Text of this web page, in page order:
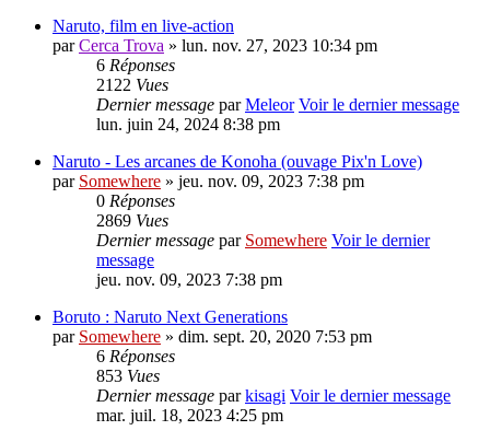
Naruto, film en live-action
parCerca Trova » lun. nov. 27, 2023 10:34 pm
6 Réponses
2122 Vues
Dernier message parMeleor Voir le dernier message
lun. juin 24, 2024 8:38 pm
Naruto - Les arcanes de Konoha (ouvage Pix'n Love)
par Somewhere » jeu. nov. 09, 2023 7:38 pm
0 Réponses
2869 Vues
Dernier message par Somewhere Voir le dernier
message
jeu. nov. 09, 2023 7:38 pm
Boruto : Naruto Next Generations
par Somewhere » dim. sept. 20, 2020 7:53 pm
6 Réponses
853 Vues
Dernier message parkisagi Voir le dernier message
mar. juil. 18, 2023 4:25 pm